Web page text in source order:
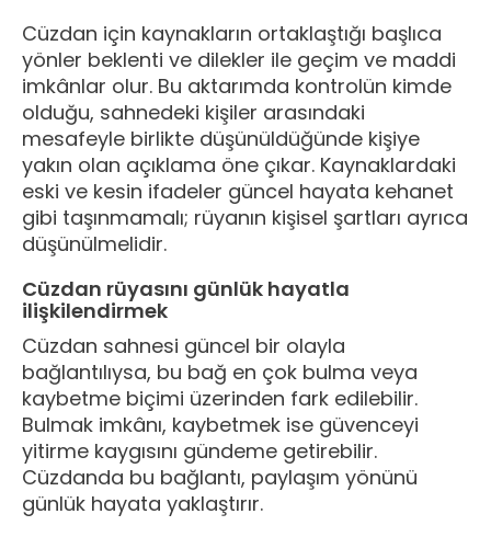
Cüzdan için kaynakların ortaklaştığı başlıca
yönler beklenti ve dilekler ile geçim ve maddi
imkânlar olur. Bu aktarımda kontrolün kimde
olduğu, sahnedeki kişiler arasındaki
mesafeyle birlikte düşünüldüğünde kişiye
yakın olan açıklama öne çıkar. Kaynaklardaki
eski ve kesin ifadeler güncel hayata kehanet
gibi taşınmamalı; rüyanın kişisel şartları ayrıca
düşünülmelidir.
Cüzdan rüyasını günlük hayatla
ilişkilendirmek
Cüzdan sahnesi güncel bir olayla
bağlantılıysa, bu bağ en çok bulma veya
kaybetme biçimi üzerinden fark edilebilir.
Bulmak imkânı, kaybetmek ise güvenceyi
yitirme kaygısını gündeme getirebilir.
Cüzdanda bu bağlantı, paylaşım yönünü
günlük hayata yaklaştırır.